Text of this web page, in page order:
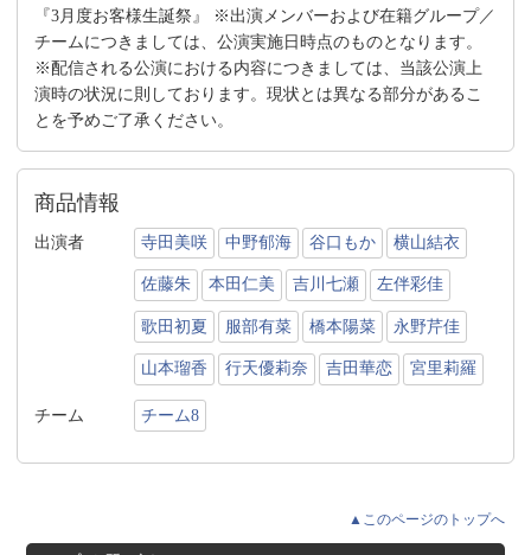
『3月度お客様生誕祭』 ※出演メンバーおよび在籍グループ／
チームにつきましては、公演実施日時点のものとなります。
※配信される公演における内容につきましては、当該公演上
演時の状況に則しております。現状とは異なる部分があるこ
とを予めご了承ください。
商品情報
出演者 寺田美咲 中野郁海 谷口もか 横山結衣
佐藤朱 本田仁美 吉川七瀬 左伴彩佳
歌田初夏 服部有菜 橋本陽菜 永野芹佳
山本瑠香 行天優莉奈 吉田華恋 宮里莉羅
チーム チーム8
▲このページのトップへ